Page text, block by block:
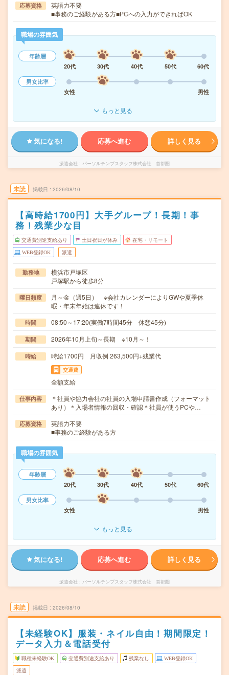
応募資格
英語力不要
■事務のご経験がある方■PCへの入力ができればOK
職場の雰囲気
年齢層
20代
30代 40代 50代
60代
男女比率
女性
男性
もっと見る
気になる! 応募へ進む 詳しく見る
派遣会社 パーソルテンプスタッフ株式会社 首都圏
未読 掲載日 2026/08/10
【高時給1700円】大手グループ！長期！事
務！残業少な目
交通費別途支給あり 土日祝日が休み 在宅・リモート
WEB登録OK 派遣
勤務地
横浜市戸塚区
戸塚駅から徒歩8分
曜日頻度
月～金（週5日） ※会社カレンダーによりGWや夏季休
暇・年末年始は連休です！
時間 08:50～17:20(実働7時間45分 休憩45分)
期間 2026年10月上旬～長期 ※10月～！
時給 時給1700円 月収例 263,500円+残業代
交通費
全額支給
仕事内容
＊社員や協力会社の社員の入場申請書作成（フォーマット
あり）＊入場者情報の回収・確認＊社員が使うPCや…
応募資格
英語力不要
■事務のご経験がある方
職場の雰囲気
年齢層
20代
30代 40代 50代
60代
男女比率
女性
男性
もっと見る
気になる! 応募へ進む 詳しく見る
派遣会社 パーソルテンプスタッフ株式会社 首都圏
未読 掲載日 2026/08/10
【未経験OK】服装・ネイル自由！期間限定！
データ入力＆電話受付
職種未経験OK 交通費別途支給あり 残業なし WEB登録OK
派遣